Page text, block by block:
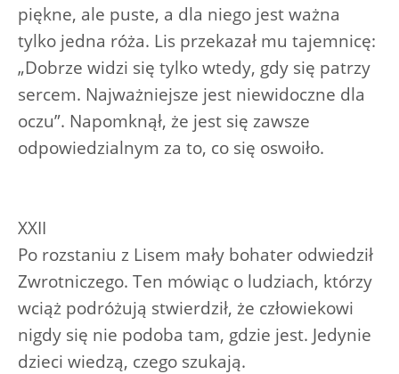
piękne, ale puste, a dla niego jest ważna
tylko jedna róża. Lis przekazał mu tajemnicę:
„Dobrze widzi się tylko wtedy, gdy się patrzy
sercem. Najważniejsze jest niewidoczne dla
oczu”. Napomknął, że jest się zawsze
odpowiedzialnym za to, co się oswoiło.
XXII
Po rozstaniu z Lisem mały bohater odwiedził
Zwrotniczego. Ten mówiąc o ludziach, którzy
wciąż podróżują stwierdził, że człowiekowi
nigdy się nie podoba tam, gdzie jest. Jedynie
dzieci wiedzą, czego szukają.